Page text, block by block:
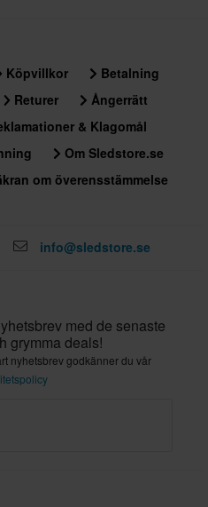
Köpvillkor
Betalning
Returer
Ångerrätt
& Klagomål
Om Sledstore.se
om överensstämmelse
info@sledstore.se
med de senaste
grymma deals!
nyhetsbrev godkänner du vår